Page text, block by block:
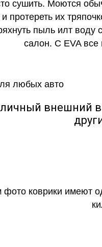
сушить. Моются
протереть их
пыль илт воду
салон. С EVA все
внешний
фото коврики имеют